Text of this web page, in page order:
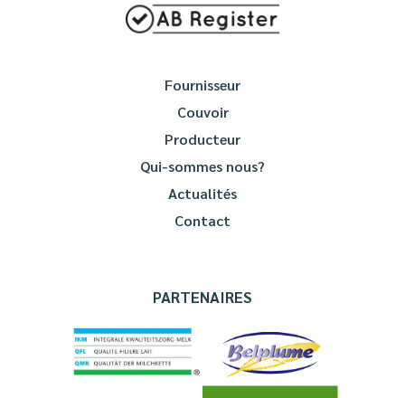
Fournisseur
Couvoir
Producteur
Qui-sommes nous?
Actualités
Contact
PARTENAIRES